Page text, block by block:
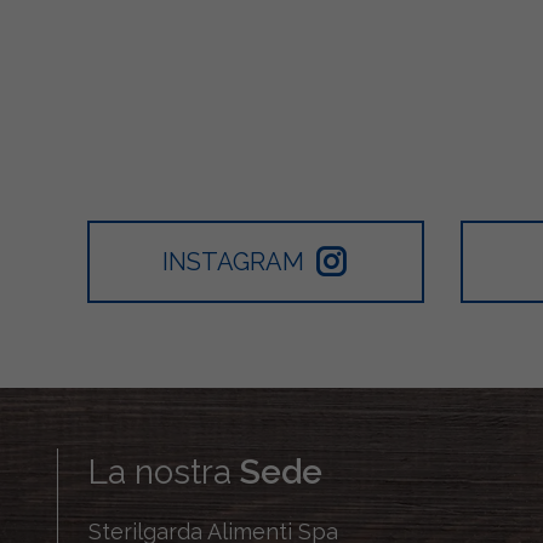
INSTAGRAM
La nostra Sede
Sterilgarda Alimenti Spa